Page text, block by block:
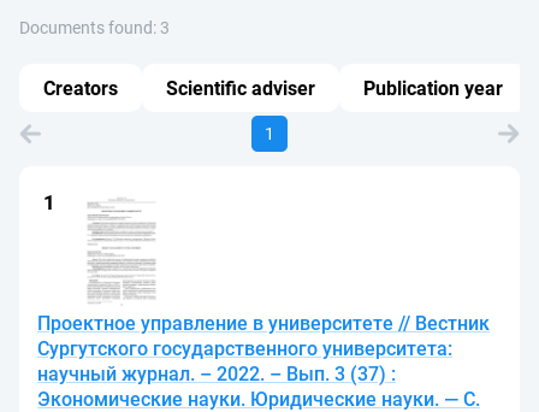
Documents found: 3
1
Проектное управление в университете // Вестник
Сургутского государственного университета:
научный журнал. – 2022. – Вып. 3 (37) :
Экономические науки. Юридические науки. — С.
Creators Scientific adviser Publication year